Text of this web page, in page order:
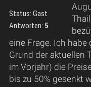
Status: Gast
Antworten: 5
eine Frage. Ich
Grund der aktuellen
im Vorjahr) die
bis zu 50% gesenkt